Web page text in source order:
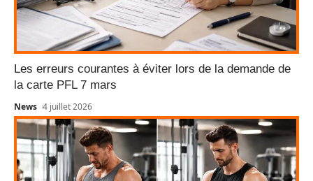
Les erreurs courantes à éviter lors de la demande de
la carte PFL 7 mars
News 4 juillet 2026